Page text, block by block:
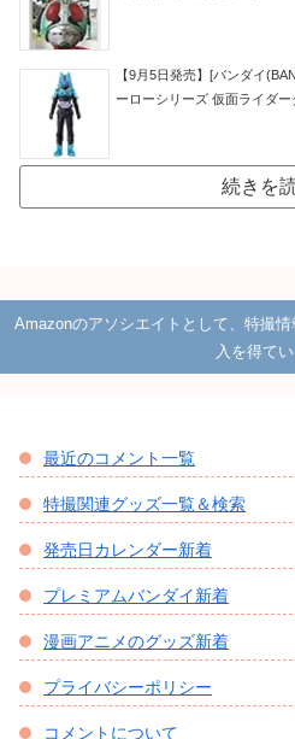
【9月5日発売】[バンダイ
ーローシリーズ 仮面ライダ
続きを
Amazonのアソシエイトとして、特撮
入を得て
最近のコメント一覧
特撮関連グッズ一覧＆検索
発売日カレンダー新着
プレミアムバンダイ新着
漫画アニメのグッズ新着
プライバシーポリシー
コメントについて